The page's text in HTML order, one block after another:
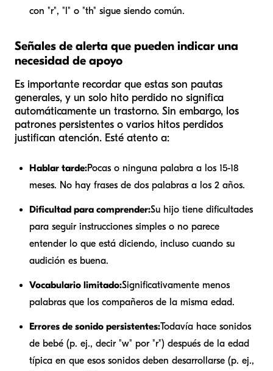
con "r", "l" o "th" sigue siendo común.
Señales de alerta que pueden indicar una
necesidad de apoyo
Es importante recordar que estas son pautas
generales, y un solo hito perdido no significa
automáticamente un trastorno. Sin embargo, los
patrones persistentes o varios hitos perdidos
justifican atención. Esté atento a:
Hablar tarde:Pocas o ninguna palabra a los 15-18
meses. No hay frases de dos palabras a los 2 años.
Dificultad para comprender:Su hijo tiene dificultades
para seguir instrucciones simples o no parece
entender lo que está diciendo, incluso cuando su
audición es buena.
Vocabulario limitado:Significativamente menos
palabras que los compañeros de la misma edad.
Errores de sonido persistentes:Todavía hace sonidos
de bebé (p. ej., decir "w" por "r") después de la edad
típica en que esos sonidos deben desarrollarse (p. ej.,